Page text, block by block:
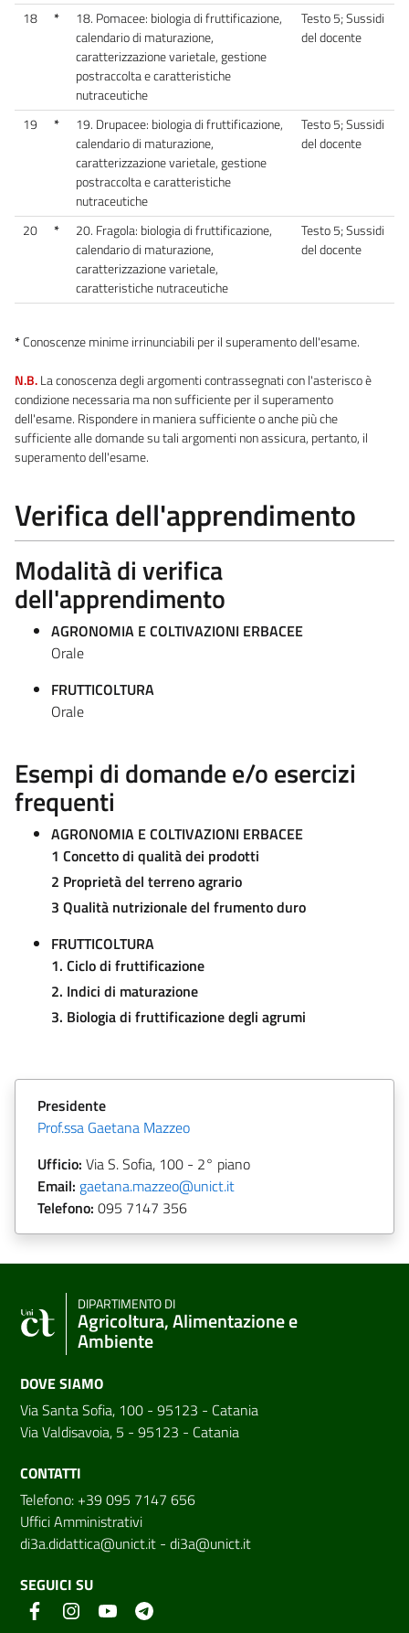
18 *
18. Pomacee: biologia di fruttificazione,
calendario di maturazione,
caratterizzazione varietale, gestione
postraccolta e caratteristiche
nutraceutiche
Testo 5; Sussidi
del docente
19 *
19. Drupacee: biologia di fruttificazione,
calendario di maturazione,
caratterizzazione varietale, gestione
postraccolta e caratteristiche
nutraceutiche
Testo 5; Sussidi
del docente
20 *
20. Fragola: biologia di fruttificazione,
calendario di maturazione,
caratterizzazione varietale,
caratteristiche nutraceutiche
Testo 5; Sussidi
del docente
*Conoscenze minime irrinunciabili per il superamento dell'esame.
N.B.La conoscenza degli argomenti contrassegnati con l'asterisco è
condizione necessaria ma non sufficiente per il superamento
dell'esame. Rispondere in maniera sufficiente o anche più che
sufficiente alle domande su tali argomenti non assicura, pertanto, il
superamento dell'esame.
Verifica dell'apprendimento
Modalità di verifica
dell'apprendimento
AGRONOMIA E COLTIVAZIONI ERBACEE
Orale
FRUTTICOLTURA
Orale
Esempi di domande e/o esercizi
frequenti
AGRONOMIA E COLTIVAZIONI ERBACEE
1 Concetto di qualità dei prodotti
2 Proprietà del terreno agrario
3 Qualità nutrizionale del frumento duro
FRUTTICOLTURA
1. Ciclo di fruttificazione
2. Indici di maturazione
3. Biologia di fruttificazione degli agrumi
Presidente
Prof.ssa Gaetana Mazzeo
Ufficio: Via S. Sofia, 100 - 2° piano
Email: gaetana.mazzeo@unict.it
Telefono: 095 7147 356
DIPARTIMENTO DI
Agricoltura, Alimentazione e
Ambiente
DOVE SIAMO
Via Santa Sofia, 100 - 95123 - Catania
Via Valdisavoia, 5 - 95123 - Catania
CONTATTI
Telefono: +39 095 7147 656
Uffici Amministrativi
di3a.didattica@unict.it - di3a@unict.it
SEGUICI SU